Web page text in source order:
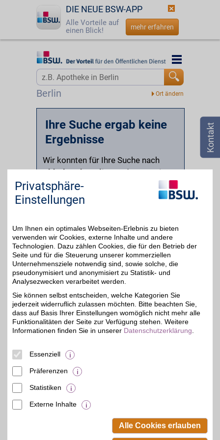
DIE NEUE BSW-APP
Alle Vorteile auf
einen Blick!
mehr erfahren
Startseite
Jetzt BSW-Mitglied werden
Login
☎ 0800 - 279 25 82
Berlin
Startseite
Suche
Ihre Suche ergab keine
Ergebnisse
Wir konnten für Ihre Suche nach
Abholmarkt onlineundvor Ort in
Rot an der Rot
passenden Partner finden.
Folgendes:
Überprüfen Sie die
Schreibweise des
Suchbegriffs.
Passen Sie den Suchort
auf der BSW-Seite auf "Ort
ändern" klicken und Ihren
Standort auswählen.
Wiederholen Sie die
Beamten-Selbsthilfewerk GmbH.
Privatsphäre-
Einstellungen
Um Ihnen ein optimales Webseiten-Erlebnis zu bieten
verwenden wir Cookies, externe Inhalte und andere
Technologien. Dazu zählen Cookies, die für den Betrieb der
Seite und für die Steuerung unserer kommerziellen
Unternehmensziele notwendig sind, sowie solche, die
pseudonymisiert und anonymisiert zu Statistik- und
Analysezwecken verarbeitet werden.
Sie können selbst entscheiden, welche Kategorien Sie
jederzeit widerruflich zulassen möchten. Bitte beachten Sie,
dass auf Basis Ihrer Einstellungen womöglich nicht mehr alle
Funktionalitäten der Seite zur Verfügung stehen. Weitere
Informationen finden Sie in unserer Datenschutzerklärung
Essenziell
Präferenzen
Statistiken
Externe Inhalte
Alle Cookies erlauben